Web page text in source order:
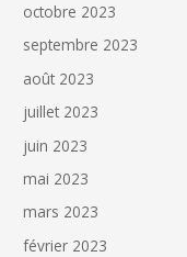
octobre 2023
septembre 2023
août 2023
juillet 2023
juin 2023
mai 2023
mars 2023
février 2023